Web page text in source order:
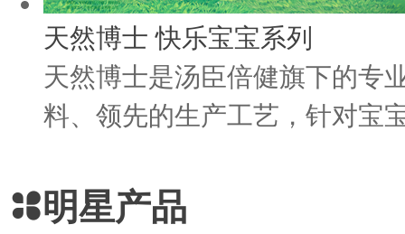
天然博士 快乐宝宝系列
天然博士是汤臣倍健旗下的专
料、领先的生产工艺，针对宝
明星产品